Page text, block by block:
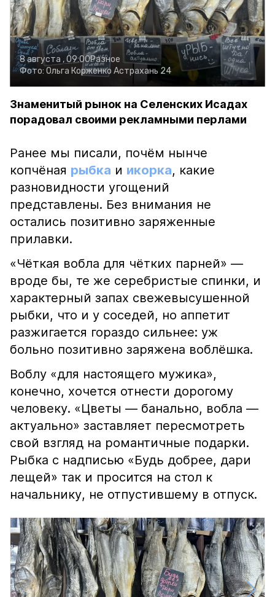
8 августа , 09:00Разное
Фото: Ольга Корженко Астрахань 24
Знаменитый рынок на Селенских Исадах
порадовал своими рекламными перлами
Ранее мы писали, почём нынче
копчёная рыбка и икорка, какие
разновидности угощений
представлены. Без внимания не
остались позитивно заряженные
прилавки.
«Чёткая вобла для чётких парней» —
вроде бы, те же серебристые спинки, и
характерный запах свежевысушенной
рыбки, что и у соседей, но аппетит
разжигается гораздо сильнее: уж
больно позитивно заряжена воблёшка.
Воблу «для настоящего мужика»,
конечно, хочется отнести дорогому
человеку. «Цветы — банально, вобла —
актуально» заставляет пересмотреть
свой взгляд на романтичные подарки.
Рыбка с надписью «Будь добрее, дари
лещей» так и просится на стол к
начальнику, не отпустившему в отпуск.